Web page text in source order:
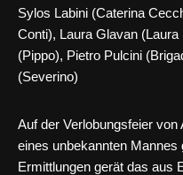
Sylos Labini (Caterina
Conti), Laura Glavan
(Pippo), Pietro Pulcini
(Severino)
Auf der Verlobungsfeier
eines unbekannten Mannes
Ermittlungen gerät das aus